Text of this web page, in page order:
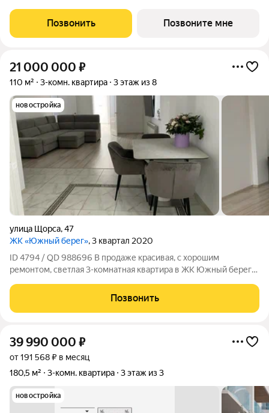
уюта загородной жизни. Жилой квартал «Миндаль»
расположен в Ялте природной сокровищнице
Позвонить Позвоните мне
21 000 000 ₽
110 м² 3-комн. квартира 3 этаж из 8
новостройка
улица Щорса,47
ЖК «Южный берег», 3 квартал 2020
ID 4794 / QD 988696 В продаже красивая, с хорошим
ремонтом, светлая 3-комнатная квартира в ЖК Южный берег!
у, прихожая. Отделка в современном стиле,
высококачественные материалы, высота
Позвонить
39 990 000 ₽
от 191 568 ₽ в месяц
180,5 м²
3-комн. квартира 3 этаж из 3
новостройка